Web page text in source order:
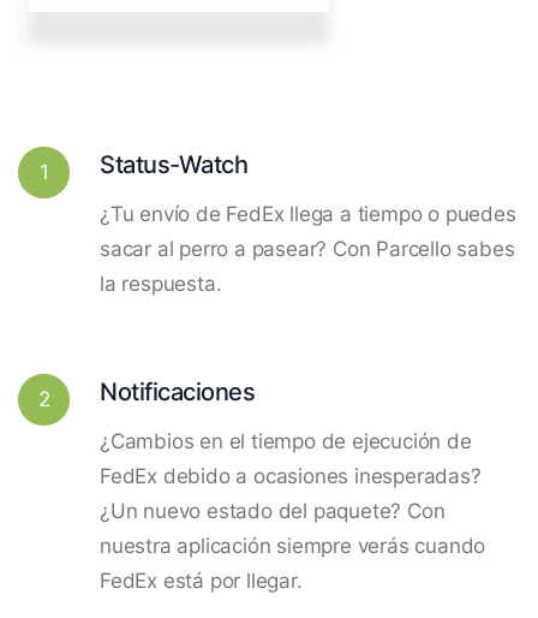
1 Status-Watch
¿Tu envío de FedEx llega a tiempo o puedes
sacar al perro a pasear? Con Parcello sabes
la respuesta.
2 Notificaciones
¿Cambios en el tiempo de ejecución de
FedEx debido a ocasiones inesperadas?
¿Un nuevo estado del paquete? Con
nuestra aplicación siempre verás cuando
FedEx está por llegar.